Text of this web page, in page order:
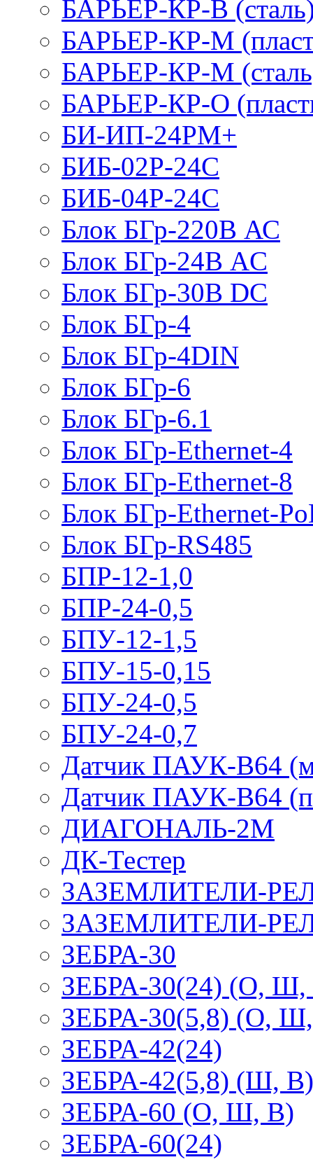
БАРЬЕР-КР-В
БАРЬЕР-КР-М
БАРЬЕР-КР-М
БАРЬЕР-КР-О
БИ-ИП-24РМ+
БИБ-02Р-24С
БИБ-04Р-24С
Блок БГр-220В АС
Блок БГр-24В AC
Блок БГр-30В DC
Блок БГр-4
Блок БГр-4DIN
Блок БГр-6
Блок БГр-6.1
Блок БГр-Ethernet-4
Блок БГр-Ethernet-8
Блок БГр-Ethernet-
Блок БГр-RS485
БПР-12-1,0
БПР-24-0,5
БПУ-12-1,5
БПУ-15-0,15
БПУ-24-0,5
БПУ-24-0,7
Датчик ПАУК-В64
Датчик ПАУК-В64
ДИАГОНАЛЬ-2М
ДК-Тестер
ЗАЗЕМЛИТЕЛИ-
ЗАЗЕМЛИТЕЛИ-
ЗЕБРА-30
ЗЕБРА-30(24) (О,
ЗЕБРА-30(5,8) (О,
ЗЕБРА-42(24)
ЗЕБРА-42(5,8) (Ш, В)
ЗЕБРА-60 (О, Ш, В)
ЗЕБРА-60(24)